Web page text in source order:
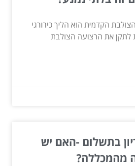
הקדמית הוא הליך כירורגי
לתקן את הרצועה הצולבת
בתשלום -האם יש
מהמכללה?